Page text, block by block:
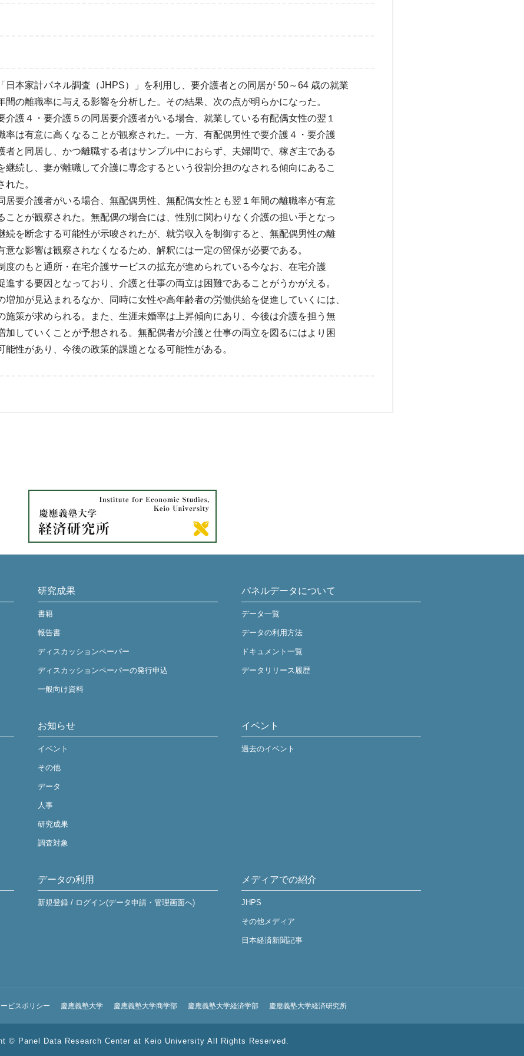
日本家計パネル調査（JHPS）」を利用し、要介護者との同居が 50～64 歳の就業
間の離職率に与える影響を分析した。その結果、次の点が明らかになった。
介護４・要介護５の同居要介護者がいる場合、就業している有配偶女性の翌１
率は有意に高くなることが観察された。一方、有配偶男性で要介護４・要介護
者と同居し、かつ離職する者はサンプル中におらず、夫婦間で、稼ぎ主である
継続し、妻が離職して介護に専念するという役割分担のなされる傾向にあるこ
れた。
居要介護者がいる場合、無配偶男性、無配偶女性とも翌１年間の離職率が有意
ことが観察された。無配偶の場合には、性別に関わりなく介護の担い手となっ
続を断念する可能性が示唆されたが、就労収入を制御すると、無配偶男性の離
意な影響は観察されなくなるため、解釈には一定の留保が必要である。
度のもと通所・在宅介護サービスの拡充が進められている今なお、在宅介護
進する要因となっており、介護と仕事の両立は困難であることがうかがえる。
増加が見込まれるなか、同時に女性や高年齢者の労働供給を促進していくには、
施策が求められる。また、生涯未婚率は上昇傾向にあり、今後は介護を担う無
加していくことが予想される。無配偶者が介護と仕事の両立を図るにはより困
能性があり、今後の政策的課題となる可能性がある。
研究成果
書籍
報告書
ディスカッションペーパー
ディスカッションペーパーの発行申込
一般向け資料
パネルデータについて
データ一覧
データの利用方法
ドキュメント一覧
データリリース履歴
お知らせ
イベント
その他
データ
人事
研究成果
調査対象
イベント
過去のイベント
データの利用
新規登録 / ログイン(データ申請・管理画面へ)
メディアでの紹介
JHPS
その他メディア
日本経済新聞記事
ビスポリシー 慶應義塾大学 慶應義塾大学商学部 慶應義塾大学経済学部 慶應義塾大学経済研究所
© Panel Data Research Center at Keio University All Rights Reserved.